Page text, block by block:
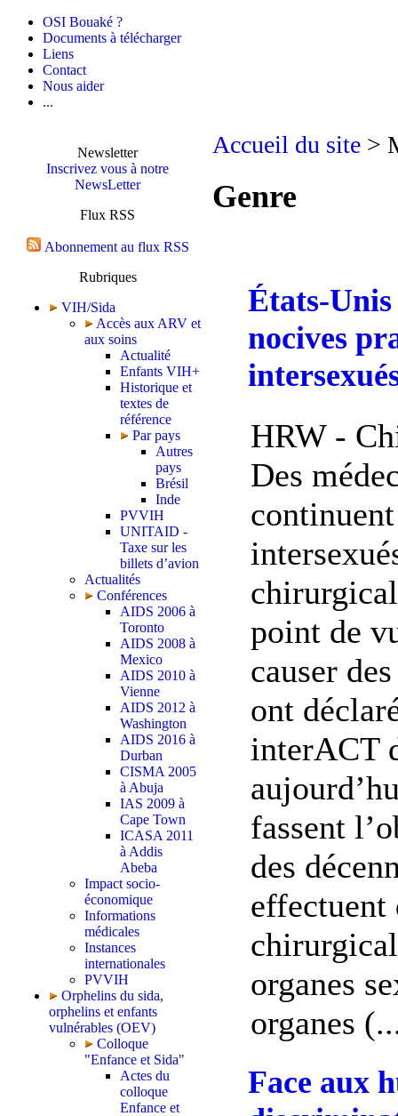
OSI Bouaké ?
Documents à télécharger
Liens
Contact
Nous aider
...
Newsletter
Inscrivez vous à notre
NewsLetter
Flux RSS
Abonnement au flux RSS
Rubriques
VIH/Sida
Accès aux ARV et
aux soins
Actualité
Enfants VIH+
Historique et
textes de
référence
Par pays
Autres
pays
Brésil
Inde
PVVIH
UNITAID -
Taxe sur les
billets d’avion
Actualités
Conférences
AIDS 2006 à
Toronto
AIDS 2008 à
Mexico
AIDS 2010 à
Vienne
AIDS 2012 à
Washington
AIDS 2016 à
Durban
CISMA 2005
à Abuja
IAS 2009 à
Cape Town
ICASA 2011
à Addis
Abeba
Impact socio-
économique
Informations
médicales
Instances
internationales
PVVIH
Orphelins du sida,
orphelins et enfants
vulnérables (OEV)
Colloque
"Enfance et Sida"
Actes du
colloque
Enfance et
Accueil du site >
Genre
États-
nocives
HRW -
Des
point de
causer
ont
interACT
fassent
des
effectuent
organes
organes
Face aux